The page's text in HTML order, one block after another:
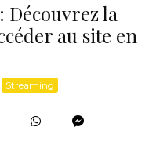
Découvrez la
au site en
Streaming